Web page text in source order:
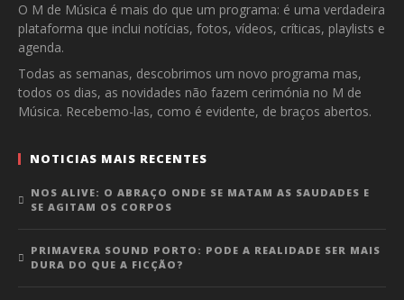
O M de Música é mais do que um programa: é uma verdadeira
plataforma que inclui notícias, fotos, vídeos, críticas, playlists e
agenda.
Todas as semanas, descobrimos um novo programa mas,
todos os dias, as novidades não fazem cerimónia no M de
Música. Recebemo-las, como é evidente, de braços abertos.
NOTICIAS MAIS RECENTES
NOS ALIVE: O ABRAÇO ONDE SE MATAM AS SAUDADES E
SE AGITAM OS CORPOS
PRIMAVERA SOUND PORTO: PODE A REALIDADE SER MAIS
DURA DO QUE A FICÇÃO?